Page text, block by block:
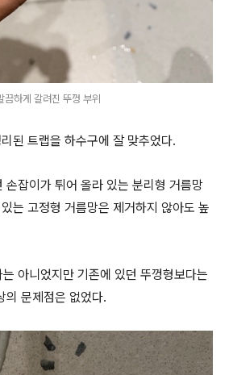
끔하게 갈려진 뚜껑 부위
된 트랩을 하수구에 잘 맞추었다.
손잡이가 튀어 올라 있는 분리형 거름망
는 고정형 거름망은 제거하지 않아도 높
아니었지만 기존에 있던 뚜껑형보다는
의 문제점은 없었다.